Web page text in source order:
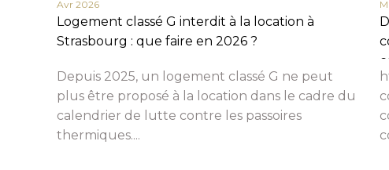
Avr 2026
Logement classé G interdit à la location à
Strasbourg : que faire en 2026 ?
Depuis 2025, un logement classé G ne peut
plus être proposé à la location dans le cadre du
calendrier de lutte contre les passoires
thermiques....